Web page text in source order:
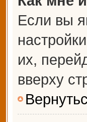
Если вы
их,
вверху